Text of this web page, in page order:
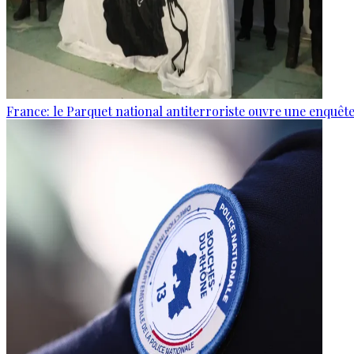
France: le Parquet national antiterroriste ouvre une